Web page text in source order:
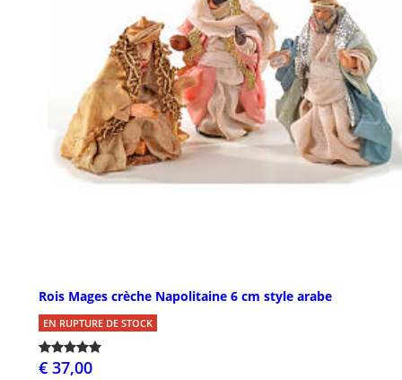
Rois Mages crèche Napolitaine 6 cm style arabe
EN RUPTURE DE STOCK
€ 37,00